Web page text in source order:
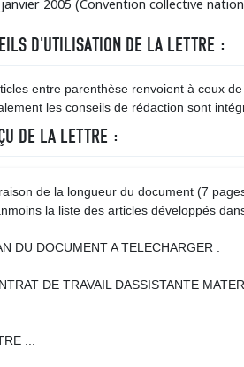
2005 (Convention collective
D'UTILISATION DE LA LETTRE :
entre parenthèse renvoient à ceux
les conseils de rédaction sont
DE LA LETTRE :
de la longueur du document (7
la liste des articles développés
DU DOCUMENT A TELECHARGER :
DE TRAVAIL DASSISTANTE
...